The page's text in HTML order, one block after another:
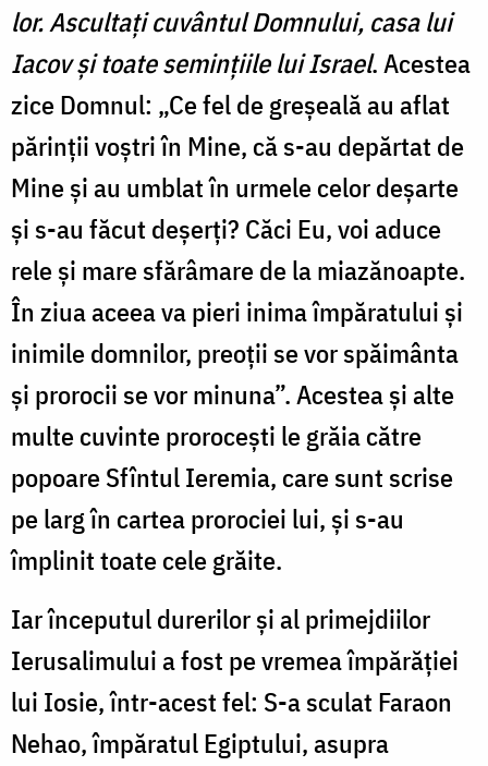
lor. Ascultați cuvântul Domnului, casa lui
Iacov și toate semințiile lui Israel. Acestea
zice Domnul: „Ce fel de greșeală au aflat
părinții voștri în Mine, că s-au depărtat de
Mine și au umblat în urmele celor deșarte
și s-au făcut deșerți? Căci Eu, voi aduce
rele și mare sfărâmare de la miazănoapte.
În ziua aceea va pieri inima împăratului și
inimile domnilor, preoții se vor spăimânta
și prorocii se vor minuna”. Acestea și alte
multe cuvinte prorocești le grăia către
popoare Sfîntul Ieremia, care sunt scrise
pe larg în cartea prorociei lui, și s-au
împlinit toate cele grăite.
Iar începutul durerilor și al primejdiilor
Ierusalimului a fost pe vremea împărăției
lui Iosie, într-acest fel: S-a sculat Faraon
Nehao, împăratul Egiptului, asupra